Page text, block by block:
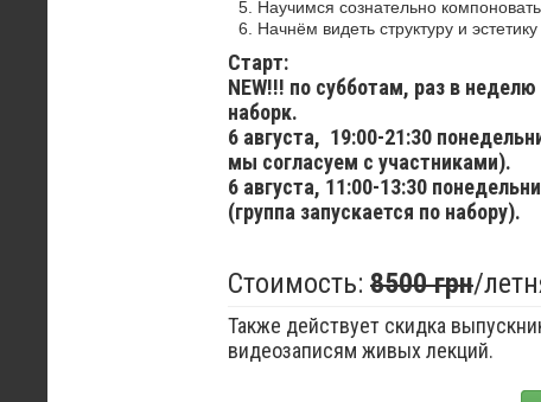
Научимся сознательно
Начнём видеть структуру и эстетику
Старт:
NEW!!! по субботам, раз в
наборк.
6 августа, 19:00-21:30
мы согласуем с участниками).
6 августа, 11:00-13:30
(группа запускается по набору).
Стоимость: 8500 грн/
Также действует скидка
видеозаписям живых лекций.